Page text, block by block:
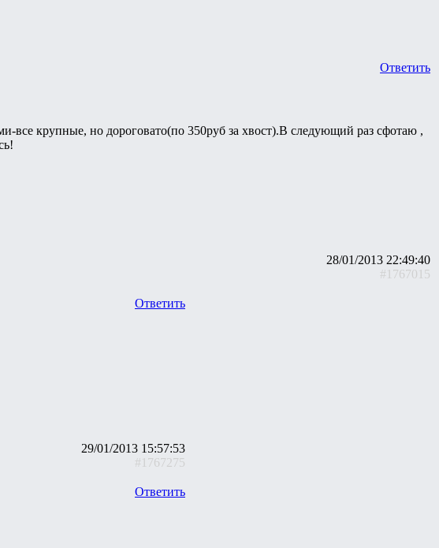
Ответить
крупные, но дороговато(по 350руб за хвост).В следующий раз сфотаю ,
28/01/2013 22:49:40
#1767015
Ответить
29/01/2013 15:57:53
#1767275
Ответить